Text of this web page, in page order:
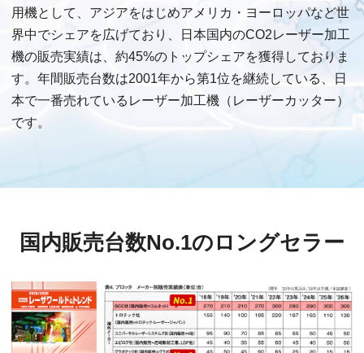
用機として、アジアをはじめアメリカ・ヨーロッパなど世
界中でシェアを広げており、日本国内のCO2レーザー加工
機の販売実績は、約45%のトップシェアを獲得しておりま
す。年間販売台数は2001年から第1位を継続している、日
本で一番売れているレーザー加工機（レーザーカッター）
です。
国内販売台数No.1の ロングセラー